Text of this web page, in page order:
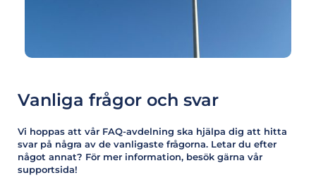
Vanliga frågor och svar
Vi hoppas att vår FAQ-avdelning ska hjälpa dig att hitta
svar på några av de vanligaste frågorna. Letar du efter
något annat? För mer information, besök gärna vår
supportsida!